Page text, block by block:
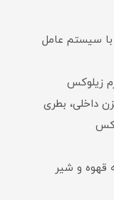
لمسی ۱۰.۱ اینچی با سیستم عامل
داخلی، بطری
پایه قهوه و شیر